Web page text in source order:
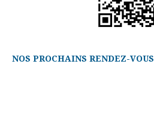
NOS PROCHAINS RENDEZ-VOUS